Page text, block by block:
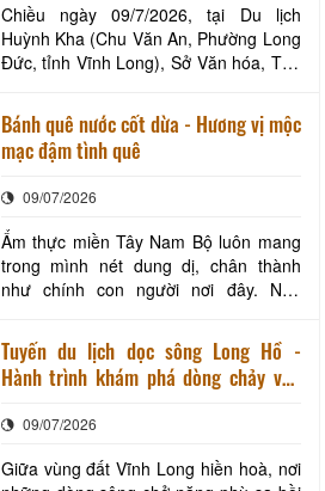
Chiều ngày 09/7/2026, tại Du lịch
Huỳnh Kha (Chu Văn An, Phường Long
Đức, tỉnh Vĩnh Long), Sở Văn hóa, Thể
cùng Hiệp hội du lịch tỉnh Vĩnh Long tổ
chức chương trình Họp mặt Ngày
truyền thống Ngành du lịch Việt Nam
Bánh quê nước cốt dừa - Hương vị mộc
mạc đậm tình quê
09/07/2026
Ẩm thực miền Tây Nam Bộ luôn mang
trong mình nét dung dị, chân thành
như chính con người nơi đây. Nếu
đồng ruộng, sông nước thì các loại
bánh quê lại là biểu tượng của sự khéo
léo, cần cù và tình yêu dành cho quê
lợn, bánh cúng, b
Tuyến du lịch dọc sông Long Hồ -
Hành trình khám phá dòng chảy văn
09/07/2026
Giữa vùng đất Vĩnh Long hiền hoà, nơi